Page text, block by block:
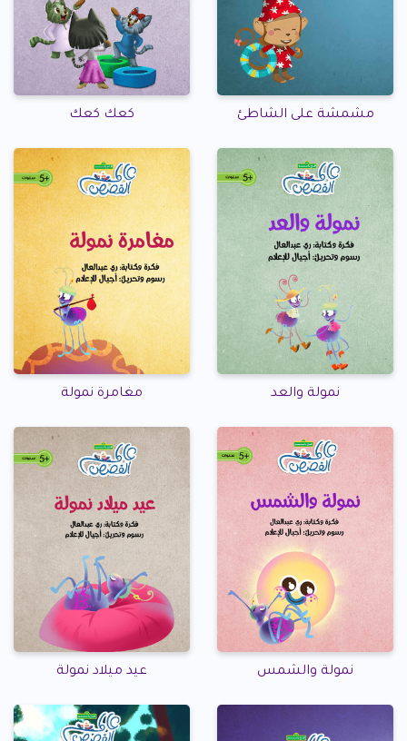
مشمشة على الشاطئ كعك كعك
نمولة والعد مغامرة نمولة
نمولة والشمس عيد ميلاد نمولة